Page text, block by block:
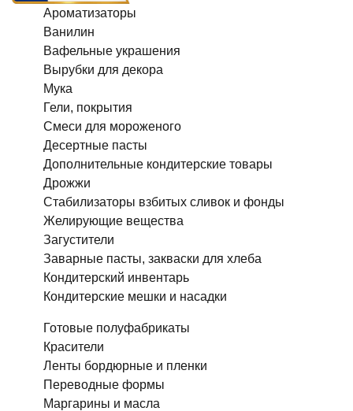
Ароматизаторы
Ванилин
Вафельные украшения
Вырубки для декора
Мука
Гели, покрытия
Смеси для мороженого
Десертные пасты
Дополнительные кондитерские товары
Дрожжи
Стабилизаторы взбитых сливок и фонды
Желирующие вещества
Загустители
Заварные пасты, закваски для хлеба
Кондитерский инвентарь
Кондитерские мешки и насадки
Готовые полуфабрикаты
Красители
Ленты бордюрные и пленки
Переводные формы
Маргарины и масла